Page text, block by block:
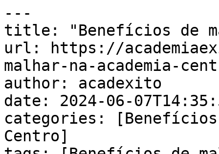
---
title: "Benefícios de
url: https://
malhar-na-academia-
author: acadexito
date: 2024-06-
categories: [Benefícios
Centro]